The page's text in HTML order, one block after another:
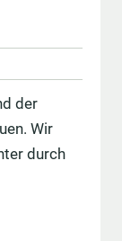
der
Wir
durch